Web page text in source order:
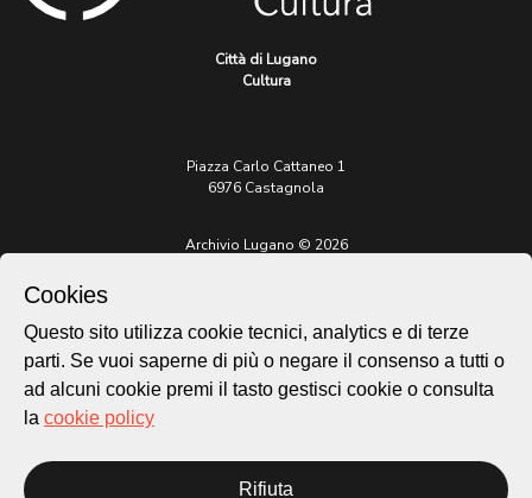
Città di Lugano
Cultura
Piazza Carlo Cattaneo 1
6976 Castagnola
Archivio Lugano © 2026
t. +41 58 866 68 50
Sito istituzionale:
lugano.ch
Privacy Policy
Credits
Cookies
Questo sito utilizza cookie tecnici, analytics e di terze
parti. Se vuoi saperne di più o negare il consenso a tutti o
ad alcuni cookie premi il tasto gestisci cookie o consulta
la cookie policy
Rifiuta